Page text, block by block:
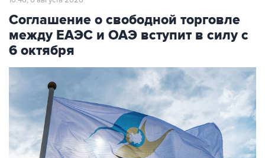
Соглашение о свободной торговле
между ЕАЭС и ОАЭ вступит в силу с
6 октября